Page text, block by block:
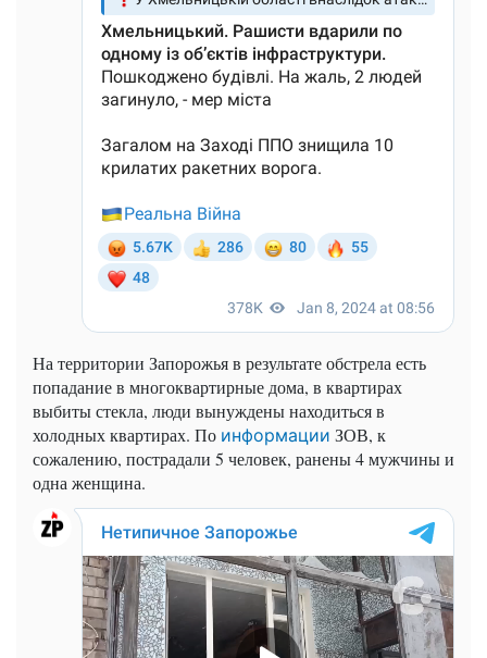
На территории Запорожья в результате обстрела есть
попадание в многоквартирные дома, в квартирах
выбиты стекла, люди вынуждены находиться в
холодных квартирах. По информации ЗОВ, к
сожалению, пострадали 5 человек, ранены 4 мужчины и
одна женщина.